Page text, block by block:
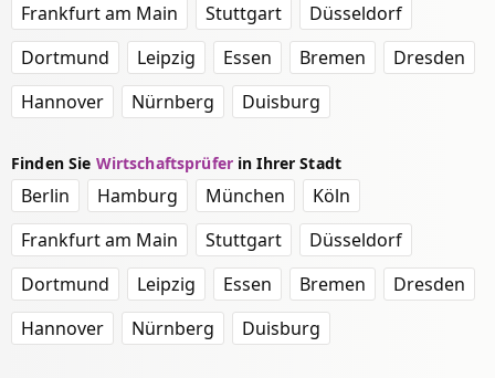
Frankfurt am Main
Stuttgart
Düsseldorf
Dortmund
Leipzig Essen Bremen
Dresden
Hannover
Nürnberg Duisburg
Finden Sie Wirtschaftsprüferin Ihrer Stadt
Berlin Hamburg München
Köln
Frankfurt am Main
Stuttgart
Düsseldorf
Dortmund
Leipzig Essen Bremen
Dresden
Hannover
Nürnberg Duisburg